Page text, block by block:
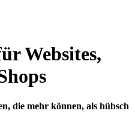
Websites,
die mehr können, als hübsch